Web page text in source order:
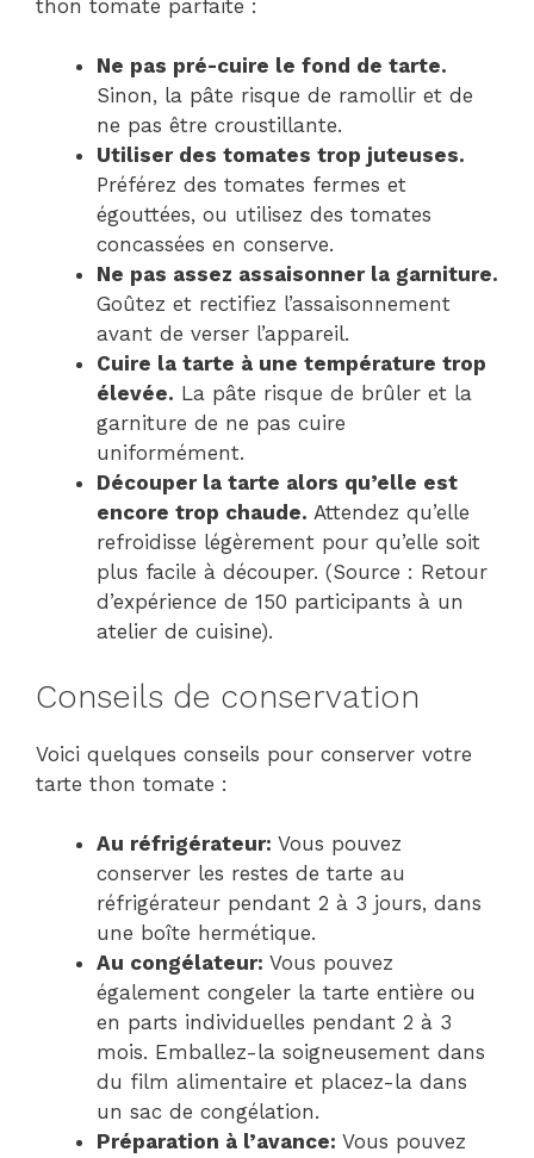
thon tomate parfaite :
Ne pas pré-cuire le fond de tarte.
Sinon, la pâte risque de ramollir et de
ne pas être croustillante.
Utiliser des tomates trop juteuses.
Préférez des tomates fermes et
égouttées, ou utilisez des tomates
concassées en conserve.
Ne pas assez assaisonner la garniture.
Goûtez et rectifiez l’assaisonnement
avant de verser l’appareil.
Cuire la tarte à une température trop
élevée. La pâte risque de brûler et la
garniture de ne pas cuire
uniformément.
Découper la tarte alors qu’elle est
encore trop chaude. Attendez qu’elle
refroidisse légèrement pour qu’elle soit
plus facile à découper. (Source : Retour
d’expérience de 150 participants à un
atelier de cuisine).
Conseils de conservation
Voici quelques conseils pour conserver votre
tarte thon tomate :
Au réfrigérateur: Vous pouvez
conserver les restes de tarte au
réfrigérateur pendant 2 à 3 jours, dans
une boîte hermétique.
Au congélateur: Vous pouvez
également congeler la tarte entière ou
en parts individuelles pendant 2 à 3
mois. Emballez-la soigneusement dans
du film alimentaire et placez-la dans
un sac de congélation.
Préparation à l’avance: Vous pouvez